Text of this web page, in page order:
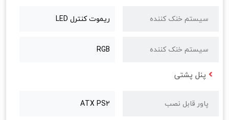
سیستم خنک کننده ریموت کنترل LED
سیستم خنک کننده RGB
پنل پشتی
پاور قابل نصب ATX PS2